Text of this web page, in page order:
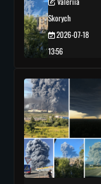
Skorych
2026-07-18
13:56